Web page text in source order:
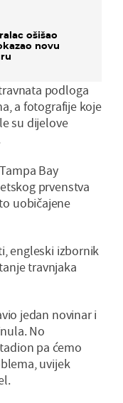
ošišao
novu
podloga
a fotografije koje
su dijelove
Bay
prvenstva
uobičajene
engleski izbornik
travnjaka
jedan novinar i
No
pa ćemo
uvijek